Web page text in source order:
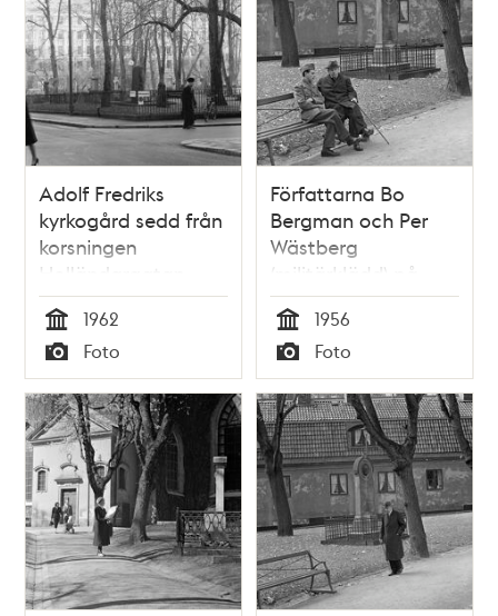
Adolf Fredriks
kyrkogård sedd från
korsningen
Holländargatan -
Kammakargatan. I
bakgrunden
Bonnierhuset vid
Sveavägen
Tid
1962
Typ
Foto
Författarna Bo
Bergman och Per
Wästberg
(militärklädd) på
Klara kyrkogård.
Gravstenen över
Anna-Maria
Lenngren i
bakgrunden
Tid
1956
Typ
Foto